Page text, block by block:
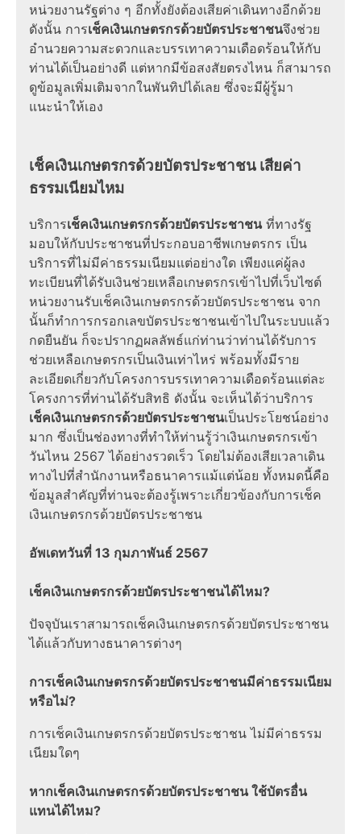
หน่วยงานรัฐต่าง ๆ อีกทั้งยังต้องเสียค่าเดินทางอีกด้วย
ดังนั้น การเช็คเงินเกษตรกรด้วยบัตรประชาชนจึงช่วย
อำนวยความสะดวกและบรรเทาความเดือดร้อนให้กับ
ท่านได้เป็นอย่างดี แต่หากมีข้อสงสัยตรงไหน ก็สามารถ
ดูข้อมูลเพิ่มเติมจากในพันทิปได้เลย ซึ่งจะมีผู้รู้มา
แนะนำให้เอง
เช็คเงินเกษตรกรด้วยบัตรประชาชน เสียค่า
ธรรมเนียมไหม
บริการเช็คเงินเกษตรกรด้วยบัตรประชาชนที่ทางรัฐ
มอบให้กับประชาชนที่ประกอบอาชีพเกษตรกร เป็น
บริการที่ไม่มีค่าธรรมเนียมแต่อย่างใด เพียงแค่ผู้ลง
ทะเบียนที่ได้รับเงินช่วยเหลือเกษตรกรเข้าไปที่เว็บไซต์
หน่วยงานรับเช็คเงินเกษตรกรด้วยบัตรประชาชน จาก
นั้นก็ทำการกรอกเลขบัตรประชาชนเข้าไปในระบบแล้ว
กดยืนยัน ก็จะปรากฏผลลัพธ์แก่ท่านว่าท่านได้รับการ
ช่วยเหลือเกษตรกรเป็นเงินเท่าไหร่ พร้อมทั้งมีราย
ละเอียดเกี่ยวกับโครงการบรรเทาความเดือดร้อนแต่ละ
โครงการที่ท่านได้รับสิทธิ ดังนั้น จะเห็นได้ว่าบริการ
เช็คเงินเกษตรกรด้วยบัตรประชาชนเป็นประโยชน์อย่าง
มาก ซึ่งเป็นช่องทางที่ทำให้ท่านรู้ว่าเงินเกษตรกรเข้า
วันไหน 2567 ได้อย่างรวดเร็ว โดยไม่ต้องเสียเวลาเดิน
ทางไปที่สำนักงานหรือธนาคารแม้แต่น้อย ทั้งหมดนี้คือ
ข้อมูลสำคัญที่ท่านจะต้องรู้เพราะเกี่ยวข้องกับการเช็ค
เงินเกษตรกรด้วยบัตรประชาชน
อัพเดทวันที่ 13 กุมภาพันธ์ 2567
เช็คเงินเกษตรกรด้วยบัตรประชาชนได้ไหม?
ปัจจุบันเราสามารถเช็คเงินเกษตรกรด้วยบัตรประชาชน
ได้แล้วกับทางธนาคารต่างๆ
การเช็คเงินเกษตรกรด้วยบัตรประชาชนมีค่าธรรมเนียม
หรือไม่?
การเช็คเงินเกษตรกรด้วยบัตรประชาชน ไม่มีค่าธรรม
เนียมใดๆ
หากเช็คเงินเกษตรกรด้วยบัตรประชาชน ใช้บัตรอื่น
แทนได้ไหม?